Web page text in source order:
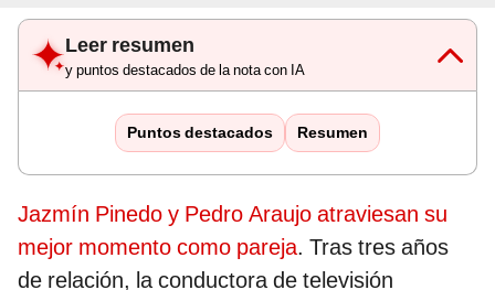
Leer resumen
y puntos destacados de la nota con IA
Puntos destacados Resumen
Jazmín Pinedo y Pedro Araujo atraviesan su
mejor momento como pareja. Tras tres años
de relación, la conductora de televisión